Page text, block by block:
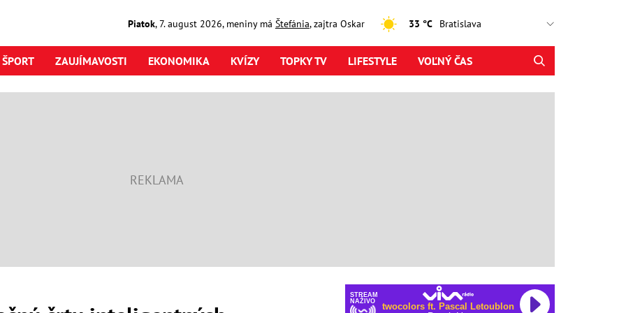
Piatok,7. august2026, meniny má Štefánia, zajtra Oskar 33 °C
ŠPORT ZAUJÍMAVOSTI EKONOMIKA KVÍZY TOPKY TV LIFESTYLE VOĽNÝ ČAS
STREAM
NAŽIVO
twocolors ft. Pascal Letoublon